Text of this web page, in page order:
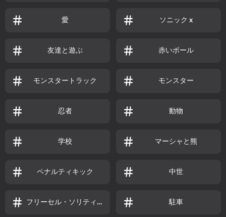
愛 ソニック x
友達と遊ぶ 赤いボール
モンスタートラック モンスター
忍者 動物
学校 マーシャと熊
ペナルティキック 中世
フリーセル・ソリティア 駐車